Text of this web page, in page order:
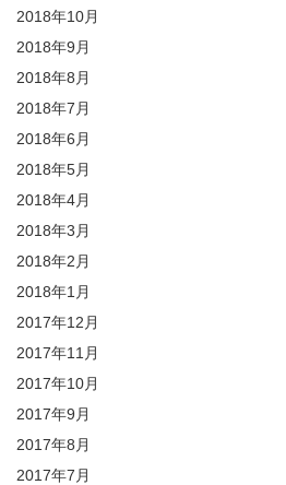
2018年10月
2018年9月
2018年8月
2018年7月
2018年6月
2018年5月
2018年4月
2018年3月
2018年2月
2018年1月
2017年12月
2017年11月
2017年10月
2017年9月
2017年8月
2017年7月